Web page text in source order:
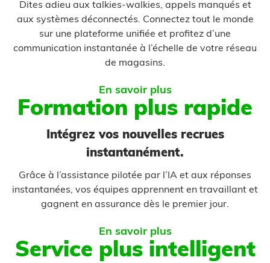
Dites adieu aux talkies-walkies, appels manqués et
aux systèmes déconnectés. Connectez tout le monde
sur une plateforme unifiée et profitez d’une
communication instantanée à l’échelle de votre réseau
de magasins.
En savoir plus
Formation plus rapide
Intégrez vos nouvelles recrues
instantanément.
Grâce à l’assistance pilotée par l’IA et aux réponses
instantanées, vos équipes apprennent en travaillant et
gagnent en assurance dès le premier jour.
En savoir plus
Service plus intelligent